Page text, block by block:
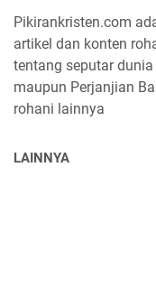
Pikirankristen.com
artikel dan konten
tentang seputar
maupun Perjanjian
rohani lainnya
LAINNYA